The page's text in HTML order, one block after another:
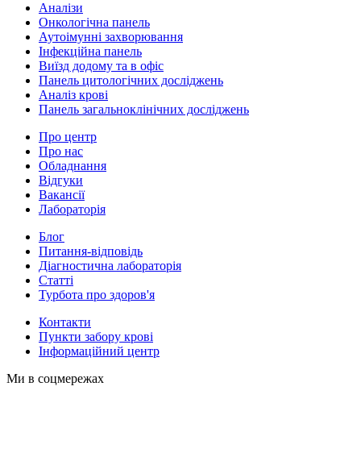
Аналізи
Онкологічна панель
Аутоімунні захворювання
Інфекційна панель
Виїзд додому та в офіс
Панель цитологічних досліджень
Аналіз крові
Панель загальноклінічних досліджень
Про центр
Про нас
Обладнання
Відгуки
Вакансії
Лабораторія
Блог
Питання-відповідь
Діагностична лабораторія
Статті
Турбота про здоров'я
Контакти
Пункти забору крові
Інформаційний центр
Ми в соцмережах